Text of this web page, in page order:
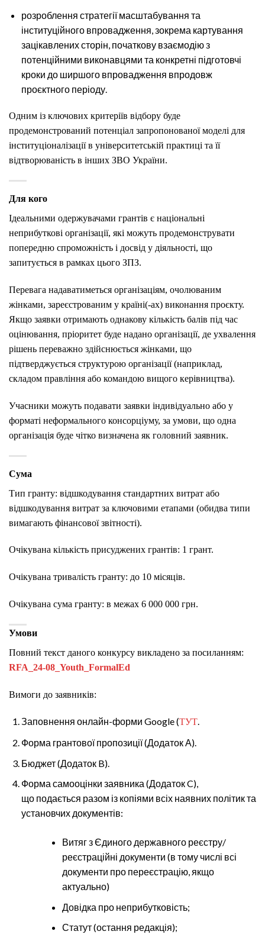
розроблення стратегії масштабування та
інституційного впровадження, зокрема картування
зацікавлених сторін, початкову взаємодію з
потенційними виконавцями та конкретні підготовчі
кроки до ширшого впровадження впродовж
проєктного періоду.
Одним із ключових критеріїв відбору буде
продемонстрований потенціал запропонованої моделі для
інституціоналізації в університетській практиці та її
відтворюваність в інших ЗВО України.
Для кого
Ідеальними одержувачами грантів є національні
неприбуткові організації, які можуть продемонструвати
попередню спроможність і досвід у діяльності, що
запитується в рамках цього ЗПЗ.
Перевага надаватиметься організаціям, очолюваним
жінками, зареєстрованим у країні(-ах) виконання проєкту.
Якщо заявки отримають однакову кількість балів під час
оцінювання, пріоритет буде надано організації, де ухвалення
рішень переважно здійснюється жінками, що
підтверджується структурою організації (наприклад,
складом правління або командою вищого керівництва).
Учасники можуть подавати заявки індивідуально або у
форматі неформального консорціуму, за умови, що одна
організація буде чітко визначена як головний заявник.
Сума
Тип гранту: відшкодування стандартних витрат або
відшкодування витрат за ключовими етапами (обидва типи
вимагають фінансової звітності).
Очікувана кількість присуджених грантів: 1 грант.
Очікувана тривалість гранту: до 10 місяців.
Очікувана сума гранту: в межах 6 000 000 грн.
Умови
Повний текст даного конкурсу викладено за посиланням:
RFA_24-08_Youth_FormalEd
Вимоги до заявників:
Заповнення онлайн-форми Google (ТУТ.
Форма грантової пропозиції (Додаток А).
Бюджет (Додаток B).
Форма самооцінки заявника (Додаток C),
що подається разом із копіями всіх наявних політик та
установчих документів:
Витяг з Єдиного державного реєстру/
реєстраційні документи (в тому числі всі
документи про переєстрацію, якщо
актуально)
Довідка про неприбутковість;
Статут (остання редакція);